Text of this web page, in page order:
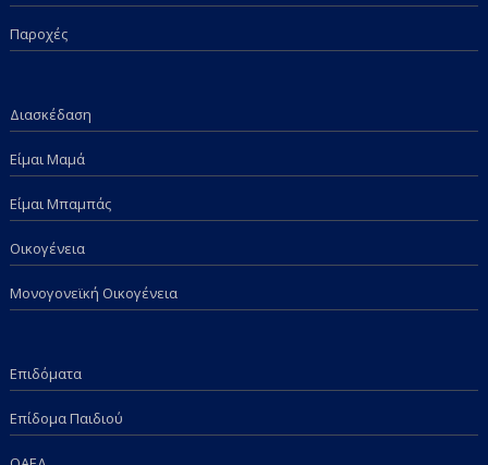
Παροχές
Διασκέδαση
Είμαι Μαμά
Είμαι Μπαμπάς
Οικογένεια
Μονογονεϊκή Οικογένεια
Επιδόματα
Επίδομα Παιδιού